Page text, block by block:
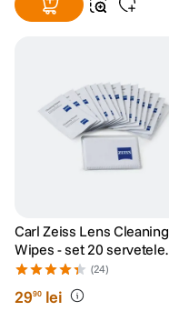
Carl Zeiss Lens Cleaning
Wipes - set 20 servetele
umede
(24)
2990 lei